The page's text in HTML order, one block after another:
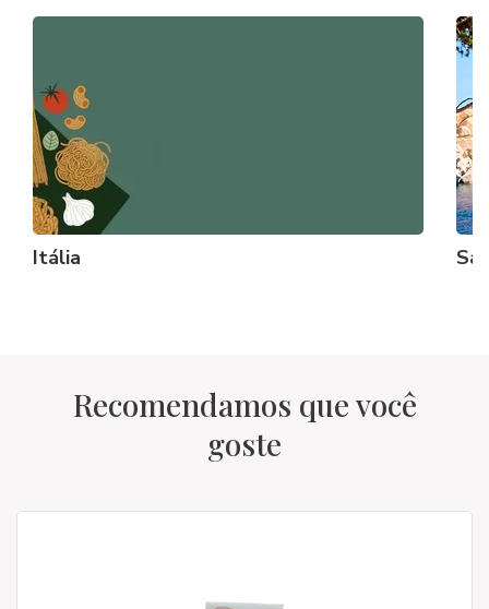
Itália
Recomendamos que você
goste